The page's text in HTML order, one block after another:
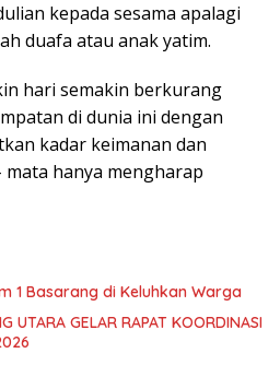
kepada sesama apalagi
duafa atau anak yatim.
hari semakin berkurang
di dunia ini dengan
kadar keimanan dan
hanya mengharap
1 Basarang di Keluhkan Warga
UTARA GELAR RAPAT KOORDINASI